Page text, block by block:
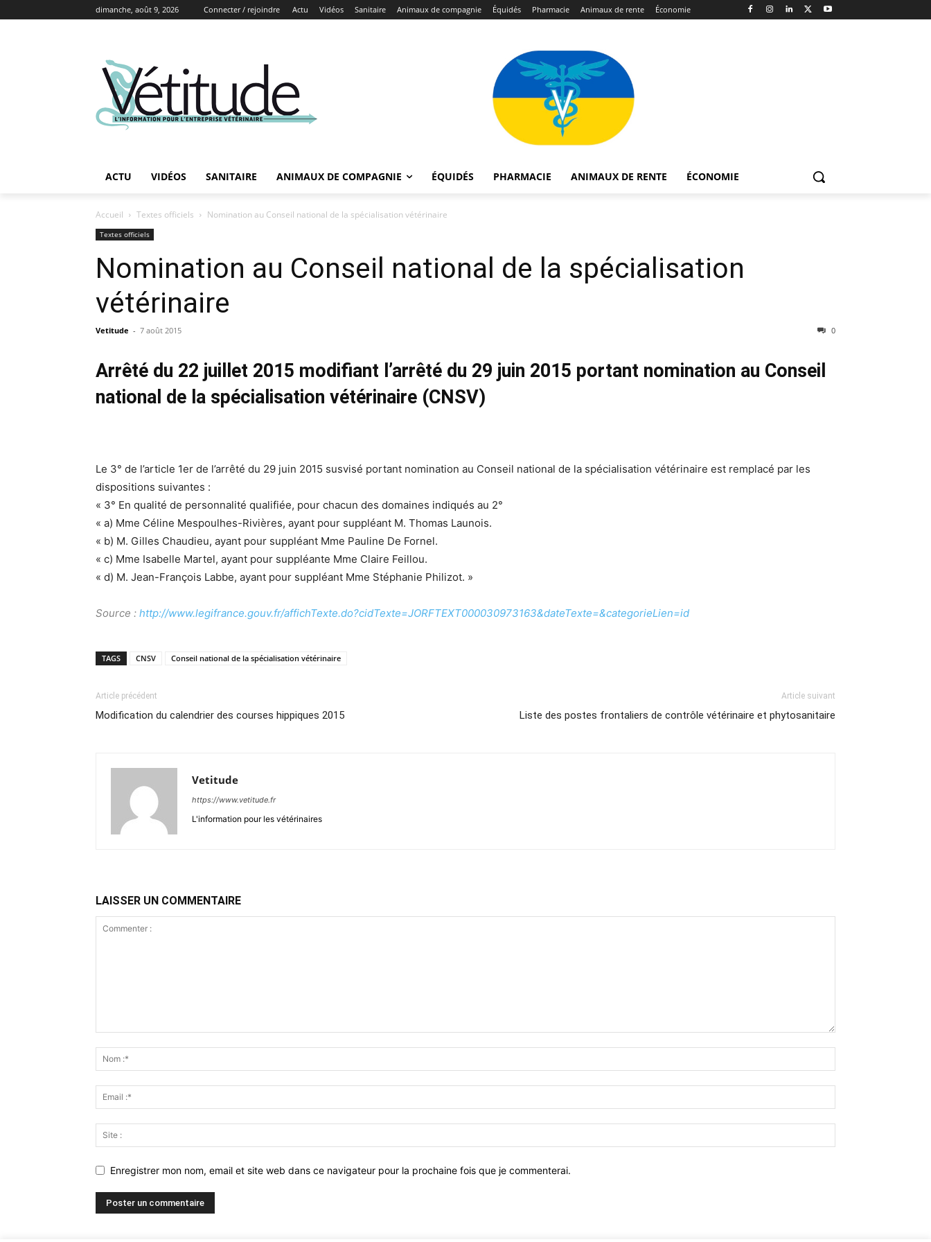
dimanche, août 9, 2026 Connecter / rejoindre Actu Vidéos Sanitaire Animaux de compagnie Équidés Pharmacie Animaux de rente Économie
ACTU VIDÉOS SANITAIRE ANIMAUX DE COMPAGNIE ÉQUIDÉS PHARMACIE ANIMAUX DE RENTE ÉCONOMIE
Accueil Textes officiels Nomination au Conseil national de la spécialisation vétérinaire
Textes officiels
Nomination au Conseil national de la spécialisation
vétérinaire
Vetitude - 7 août 2015 0
Arrêté du 22 juillet 2015 modifiant l’arrêté du 29 juin 2015 portant nomination au Conseil
national de la spécialisation vétérinaire (CNSV)
Le 3° de l’article 1er de l’arrêté du 29 juin 2015 susvisé portant nomination au Conseil national de la spécialisation vétérinaire est remplacé par les
dispositions suivantes :
« 3° En qualité de personnalité qualifiée, pour chacun des domaines indiqués au 2°
« a) Mme Céline Mespoulhes-Rivières, ayant pour suppléant M. Thomas Launois.
« b) M. Gilles Chaudieu, ayant pour suppléant Mme Pauline De Fornel.
« c) Mme Isabelle Martel, ayant pour suppléante Mme Claire Feillou.
« d) M. Jean-François Labbe, ayant pour suppléant Mme Stéphanie Philizot. »
Source : http://www.legifrance.gouv.fr/affichTexte.do?cidTexte=JORFTEXT000030973163&dateTexte=&categorieLien=id
TAGS CNSV Conseil national de la spécialisation vétérinaire
Article précédent
Modification du calendrier des courses hippiques 2015
Article suivant
Liste des postes frontaliers de contrôle vétérinaire et phytosanitaire
Vetitude
https://www.vetitude.fr
L'information pour les vétérinaires
LAISSER UN COMMENTAIRE
Enregistrer mon nom, email et site web dans ce navigateur pour la prochaine fois que je commenterai.